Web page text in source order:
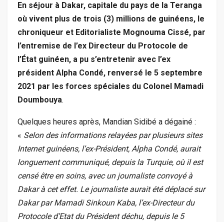
En séjour à Dakar, capitale du pays de la Teranga
où vivent plus de trois (3) millions de guinéens, le
chroniqueur et Editorialiste Mognouma Cissé, par
l’entremise de l’ex Directeur du Protocole de
l’État guinéen, a pu s’entretenir avec l’ex
président Alpha Condé, renversé le 5 septembre
2021 par les forces spéciales du Colonel Mamadi
Doumbouya.
Quelques heures après, Mandian Sidibé a dégainé :
« Selon des informations relayées par plusieurs sites
Internet guinéens, l’ex-Président, Alpha Condé, aurait
longuement communiqué, depuis la Turquie, où il est
censé être en soins, avec un journaliste convoyé à
Dakar à cet effet. Le journaliste aurait été déplacé sur
Dakar par Mamadi Sinkoun Kaba, l’ex-Directeur du
Protocole d’Etat du Président déchu, depuis le 5